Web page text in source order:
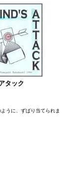
タック
うに、ずばり当てられま